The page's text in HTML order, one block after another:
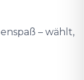
– wählt,